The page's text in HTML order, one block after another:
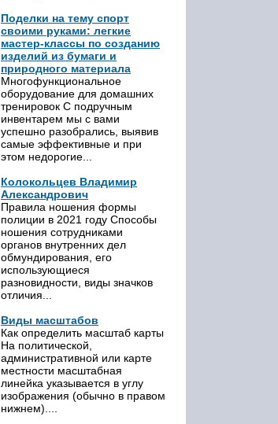
Поделки на тему спорт
своими руками: легкие
мастер-классы по созданию
изделий из бумаги и
природного материала
Многофункциональное
оборудование для домашних
тренировок С подручным
инвентарем мы с вами
успешно разобрались, выявив
самые эффективные и при
этом недорогие...
Колокольцев Владимир
Александрович
Правила ношения формы
полиции в 2021 году Способы
ношения сотрудниками
органов внутренних дел
обмундирования, его
использующиеся
разновидности, виды значков
отличия...
Виды масштабов
Как определить масштаб карты
На политической,
административной или карте
местности масштабная
линейка указывается в углу
изображения (обычно в правом
нижнем)....